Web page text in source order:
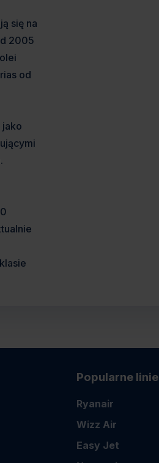
się na
2005
od
jako
Popularne linie
Ryanair
Wizz Air
Easy Jet